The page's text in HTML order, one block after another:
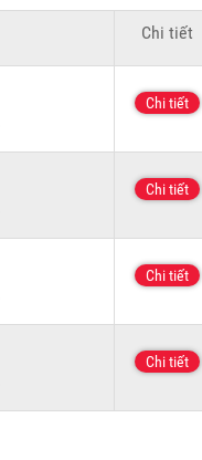
Chi tiết
Chi tiết
Chi tiết
Chi tiết
Chi tiết